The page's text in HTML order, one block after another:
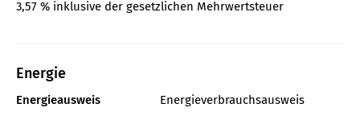
3,57 % inklusive der gesetzlichen Mehrwertsteuer
Energie
Energieausweis
Energieverbrauchsausweis